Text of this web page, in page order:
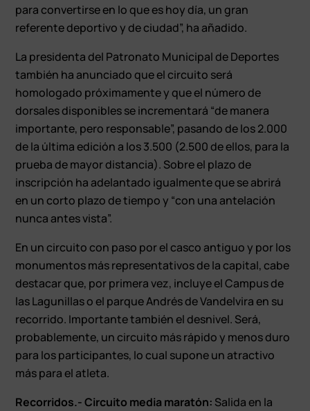
para convertirse en lo que es hoy día, un gran
referente deportivo y de ciudad”, ha añadido.
La presidenta del Patronato Municipal de Deportes
también ha anunciado que el circuito será
homologado próximamente y que el número de
dorsales disponibles se incrementará “de manera
importante, pero responsable”, pasando de los 2.000
de la última edición a los 3.500 (2.500 de ellos, para la
prueba de mayor distancia). Sobre el plazo de
inscripción ha adelantado igualmente que se abrirá
en un corto plazo de tiempo y “con una antelación
nunca antes vista”.
En un circuito con paso por el casco antiguo y por los
monumentos más representativos de la capital, cabe
destacar que, por primera vez, incluye el Campus de
las Lagunillas o el parque Andrés de Vandelvira en su
recorrido. Importante también el desnivel. Será,
probablemente, un circuito más rápido y menos duro
para los participantes, lo cual supone un atractivo
más para el atleta.
Recorridos.- Circuito media maratón: Salida en la